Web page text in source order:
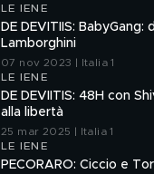
LE IENE
DE DEVITIIS: BabyGang:
Lamborghini
07 nov 2023 | Italia 1
LE IENE
DE DEVIITIS: 48H con
alla libertà
25 mar 2025 | Italia 1
LE IENE
PECORARO: Ciccio e